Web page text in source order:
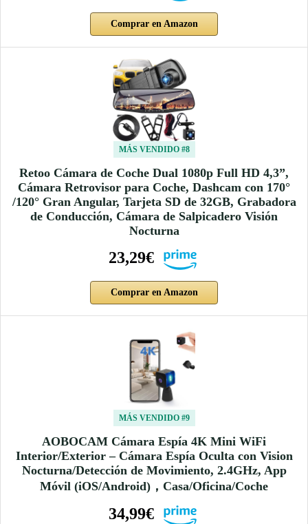
Comprar en Amazon
MÁS VENDIDO #8
Retoo Cámara de Coche Dual 1080p Full HD 4,3”,
Cámara Retrovisor para Coche, Dashcam con 170°
/120° Gran Angular, Tarjeta SD de 32GB, Grabadora
de Conducción, Cámara de Salpicadero Visión
Nocturna
23,29€
Comprar en Amazon
MÁS VENDIDO #9
AOBOCAM Cámara Espía 4K Mini WiFi
Interior/Exterior – Cámara Espía Oculta con Vision
Nocturna/Detección de Movimiento, 2.4GHz, App
Móvil (iOS/Android)，Casa/Oficina/Coche
34,99€